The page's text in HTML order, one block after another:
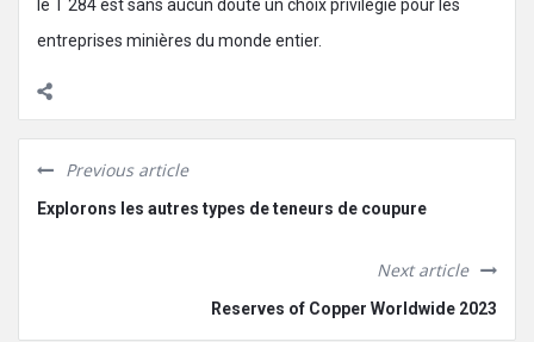
le T 284 est sans aucun doute un choix privilégié pour les
entreprises minières du monde entier.
Previous article
Explorons les autres types de teneurs de coupure
Next article
Reserves of Copper Worldwide 2023